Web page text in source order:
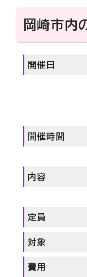
岡崎市内
開催日
開催時間
内容
定員
対象
費用